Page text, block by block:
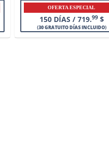
OFERTA ESPECIAL
150 DÍAS / 719.99 $
(30 GRATUITO DÍAS INCLUIDO)